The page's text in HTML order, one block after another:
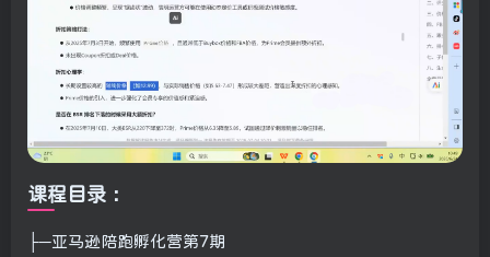
课程目录：
├─亚马逊陪跑孵化营第7期